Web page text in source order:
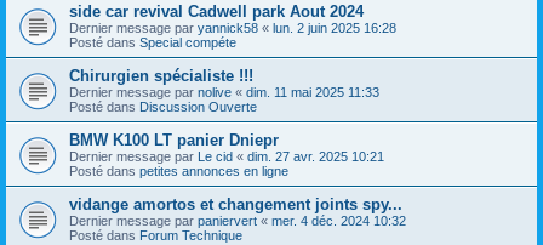
side car revival Cadwell park Aout 2024
Dernier message par yannick58 « lun. 2 juin 2025 16:28
Posté dans Special compéte
Chirurgien spécialiste !!!
Dernier message par nolive « dim. 11 mai 2025 11:33
Posté dans Discussion Ouverte
BMW K100 LT panier Dniepr
Dernier message par Le cid « dim. 27 avr. 2025 10:21
Posté dans petites annonces en ligne
vidange amortos et changement joints spy...
Dernier message par paniervert « mer. 4 déc. 2024 10:32
Posté dans Forum Technique